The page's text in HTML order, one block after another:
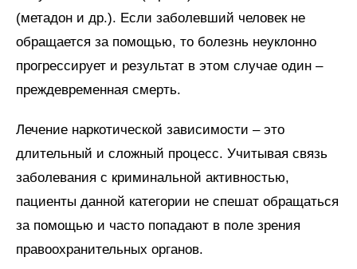
(метадон и др.). Если заболевший человек не
обращается за помощью, то болезнь неуклонно
прогрессирует и результат в этом случае один –
преждевременная смерть.
Лечение наркотической зависимости – это
длительный и сложный процесс. Учитывая связь
заболевания с криминальной активностью,
пациенты данной категории не спешат обращаться
за помощью и часто попадают в поле зрения
правоохранительных органов.